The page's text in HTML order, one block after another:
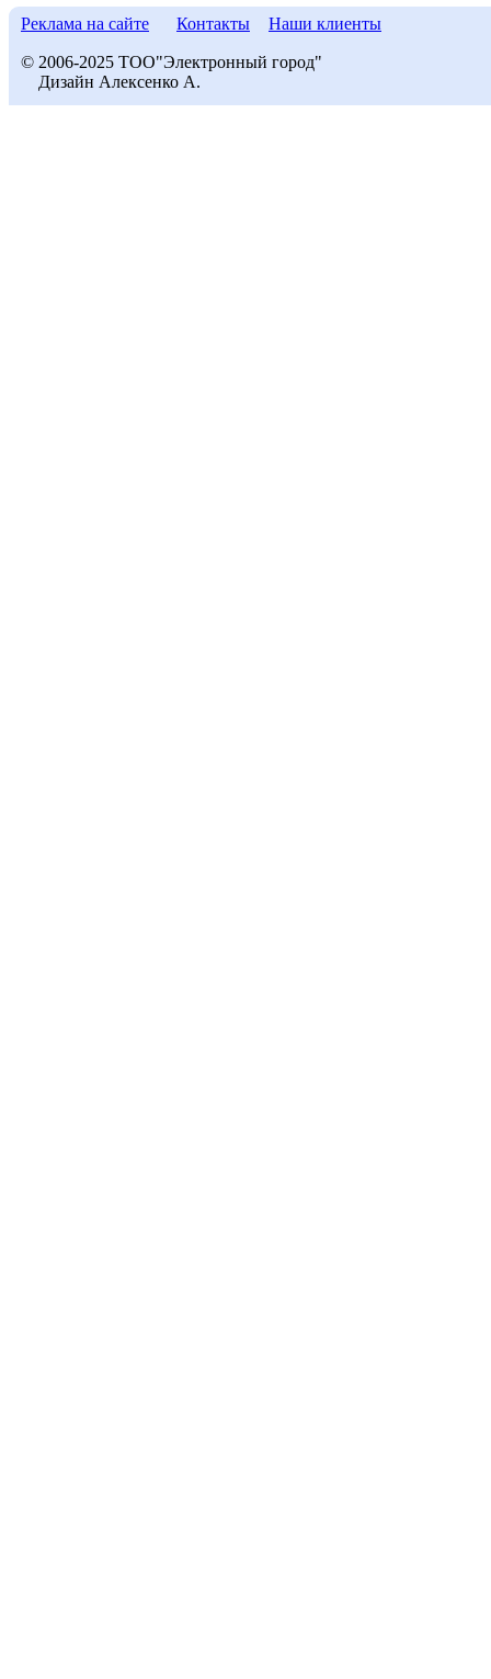
Реклама на сайте Контакты Наши клиенты
© 2006-2025 ТОО"Электронный город"
Дизайн Алексенко А.